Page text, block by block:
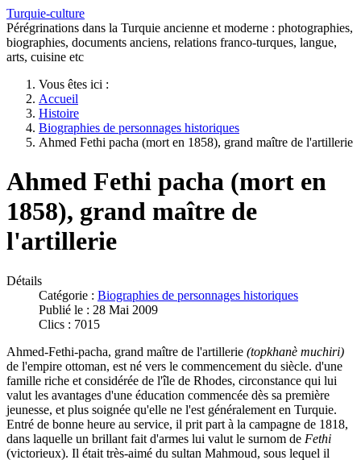
Turquie-culture
Pérégrinations dans la Turquie ancienne et moderne : photographies,
biographies, documents anciens, relations franco-turques, langue,
arts, cuisine etc
Vous êtes ici :
Accueil
Histoire
Biographies de personnages historiques
Ahmed Fethi pacha (mort en 1858), grand maître de l'artillerie
Ahmed Fethi pacha (mort en
1858), grand maître de
l'artillerie
Détails
Catégorie : Biographies de personnages historiques
Publié le : 28 Mai 2009
Clics : 7015
Ahmed-Fethi-pacha, grand maître de l'artillerie (topkhanè muchiri)
de l'empire ottoman, est né vers le commencement du siècle. d'une
famille riche et considérée de l'île de Rhodes, circonstance qui lui
valut les avantages d'une éducation commencée dès sa première
jeunesse, et plus soignée qu'elle ne l'est généralement en Turquie.
Entré de bonne heure au service, il prit part à la campagne de 1818,
dans laquelle un brillant fait d'armes lui valut le surnom de Fethi
(victorieux). Il était très-aimé du sultan Mahmoud, sous lequel il